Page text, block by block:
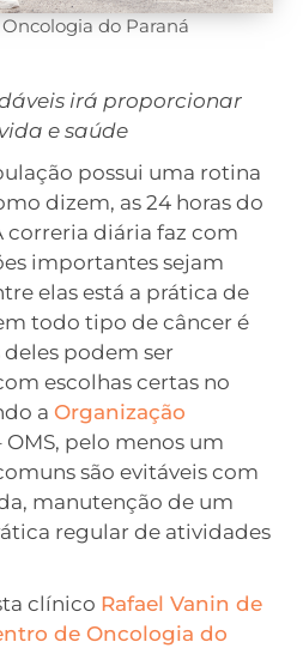
do Paraná
irá proporcionar
e saúde
possui uma rotina
dizem, as 24 horas do
correria diária faz com
importantes sejam
elas está a prática de
todo tipo de câncer é
podem ser
escolhas certas no
a Organização
OMS, pelo menos um
são evitáveis com
manutenção de um
regular de atividades
clínico Rafael Vanin de
de Oncologia do